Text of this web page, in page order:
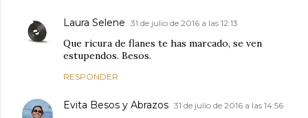
Laura Selene 31 de julio de 2016 a las 12:13
Que ricura de flanes te has marcado, se ven
estupendos. Besos.
RESPONDER
Evita Besos y Abrazos 31 de julio de 2016 a las 14:56